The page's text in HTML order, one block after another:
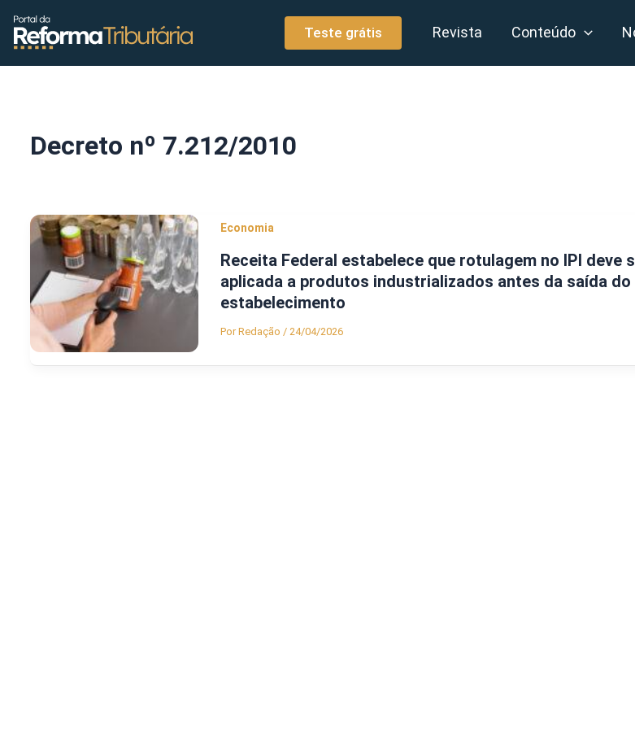
conteúdo
Teste grátis Revista Conteúdo
Decreto nº 7.212/2010
Economia
Receita Federal estabelece que rotulagem no IPI deve
aplicada a produtos industrializados antes da saída do
estabelecimento
PorRedação / 24/04/2026